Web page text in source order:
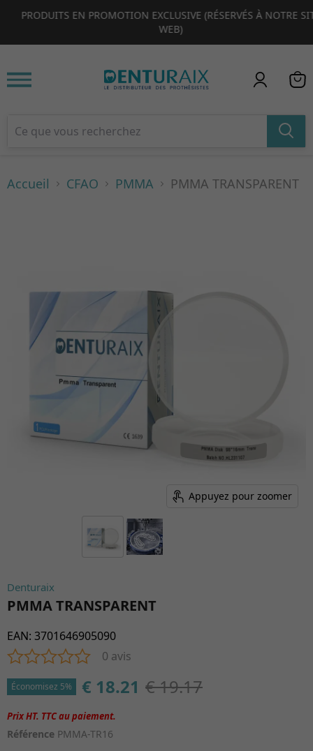
PRODUITS EN PROMOTION EXCLUSIVE (RÉSERVÉS À NOTRE SITE
WEB)
1 2 3 4
Accueil CFAO PMMA PMMA TRANSPARENT
Appuyez pour zoomer
Denturaix
PMMA TRANSPARENT
EAN: 3701646905090
0 avis
Économisez 5% € 18.21 € 19.17
Référence PMMA-TR16